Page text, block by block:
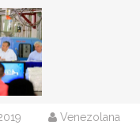
Venezolana